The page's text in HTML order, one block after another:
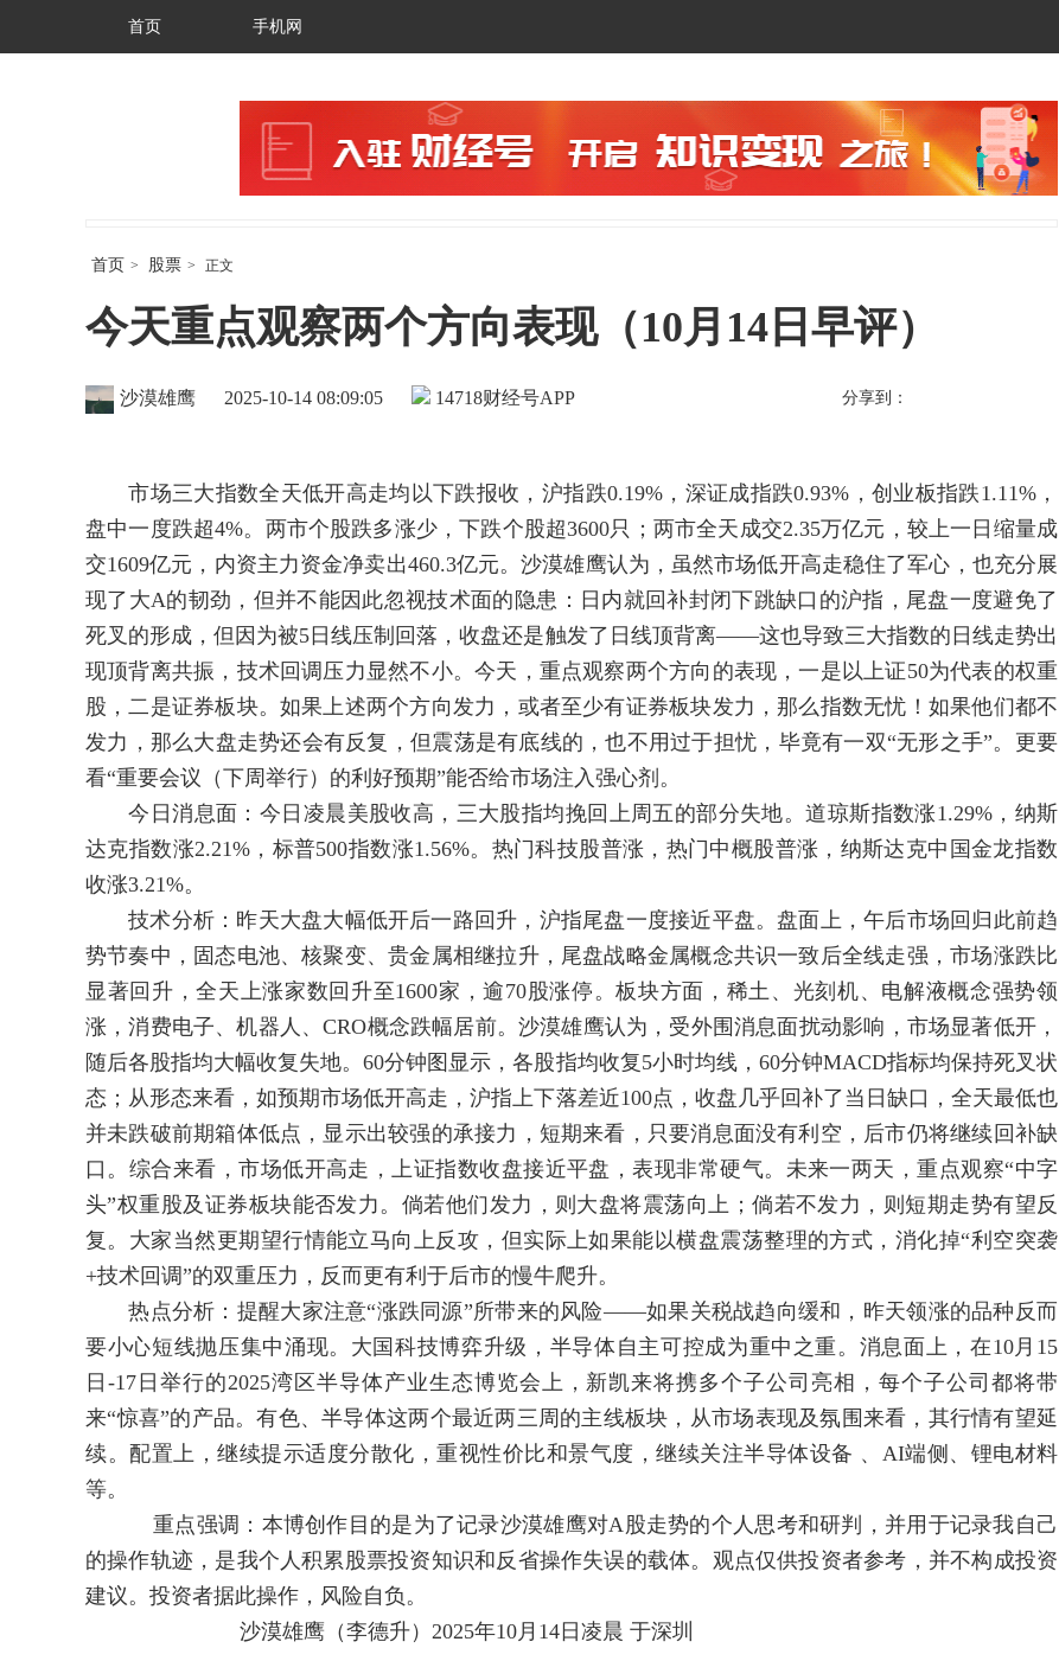
首页 手机网
首页 > 股票 > 正文
今天重点观察两个方向表现（10月14日早评）
财经号APP
沙漠雄鹰 2025-10-14 08:09:05 14718 分享到：
市场三大指数全天低开高走均以下跌报收，沪指跌0.19%，深证成指跌0.93%，创业板指跌1.11%，
盘中一度跌超4%。两市个股跌多涨少，下跌个股超3600只；两市全天成交2.35万亿元，较上一日缩量成
交1609亿元，内资主力资金净卖出460.3亿元。沙漠雄鹰认为，虽然市场低开高走稳住了军心，也充分展
现了大A的韧劲，但并不能因此忽视技术面的隐患：日内就回补封闭下跳缺口的沪指，尾盘一度避免了
死叉的形成，但因为被5日线压制回落，收盘还是触发了日线顶背离——这也导致三大指数的日线走势出
现顶背离共振，技术回调压力显然不小。今天，重点观察两个方向的表现，一是以上证50为代表的权重
股，二是证券板块。如果上述两个方向发力，或者至少有证券板块发力，那么指数无忧！如果他们都不
发力，那么大盘走势还会有反复，但震荡是有底线的，也不用过于担忧，毕竟有一双“无形之手”。更要
看“重要会议（下周举行）的利好预期”能否给市场注入强心剂。
今日消息面：今日凌晨美股收高，三大股指均挽回上周五的部分失地。道琼斯指数涨1.29%，纳斯
达克指数涨2.21%，标普500指数涨1.56%。热门科技股普涨，热门中概股普涨，纳斯达克中国金龙指数
收涨3.21%。
技术分析：昨天大盘大幅低开后一路回升，沪指尾盘一度接近平盘。盘面上，午后市场回归此前趋
势节奏中，固态电池、核聚变、贵金属相继拉升，尾盘战略金属概念共识一致后全线走强，市场涨跌比
显著回升，全天上涨家数回升至1600家，逾70股涨停。板块方面，稀土、光刻机、电解液概念强势领
涨，消费电子、机器人、CRO概念跌幅居前。沙漠雄鹰认为，受外围消息面扰动影响，市场显著低开，
随后各股指均大幅收复失地。60分钟图显示，各股指均收复5小时均线，60分钟MACD指标均保持死叉状
态；从形态来看，如预期市场低开高走，沪指上下落差近100点，收盘几乎回补了当日缺口，全天最低也
并未跌破前期箱体低点，显示出较强的承接力，短期来看，只要消息面没有利空，后市仍将继续回补缺
口。综合来看，市场低开高走，上证指数收盘接近平盘，表现非常硬气。未来一两天，重点观察“中字
头”权重股及证券板块能否发力。倘若他们发力，则大盘将震荡向上；倘若不发力，则短期走势有望反
复。大家当然更期望行情能立马向上反攻，但实际上如果能以横盘震荡整理的方式，消化掉“利空突袭
+技术回调”的双重压力，反而更有利于后市的慢牛爬升。
热点分析：提醒大家注意“涨跌同源”所带来的风险——如果关税战趋向缓和，昨天领涨的品种反而
要小心短线抛压集中涌现。大国科技博弈升级，半导体自主可控成为重中之重。消息面上，在10月15
日-17日举行的2025湾区半导体产业生态博览会上，新凯来将携多个子公司亮相，每个子公司都将带
来“惊喜”的产品。有色、半导体这两个最近两三周的主线板块，从市场表现及氛围来看，其行情有望延
续。配置上，继续提示适度分散化，重视性价比和景气度，继续关注半导体设备 、AI端侧、锂电材料
等。
重点强调：本博创作目的是为了记录沙漠雄鹰对A股走势的个人思考和研判，并用于记录我自己
的操作轨迹，是我个人积累股票投资知识和反省操作失误的载体。观点仅供投资者参考，并不构成投资
建议。投资者据此操作，风险自负。
沙漠雄鹰（李德升）2025年10月14日凌晨 于深圳